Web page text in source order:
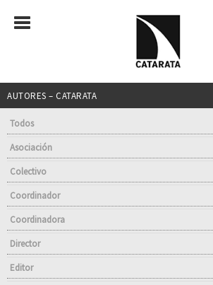
AUTORES – CATARATA
Todos
Asociación
Colectivo
Coordinador
Coordinadora
Director
Editor